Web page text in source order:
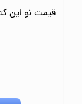
قیمت نو این